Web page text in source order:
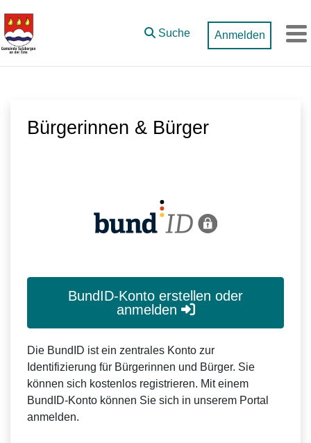
Zum Hauptinhalt springen
Suche Anmelden
Bürgerinnen & Bürger
BundID-Konto erstellen oder
anmelden
Die BundID ist ein zentrales Konto zur
Identifizierung für Bürgerinnen und Bürger. Sie
können sich kostenlos registrieren. Mit einem
BundID-Konto können Sie sich in unserem Portal
anmelden.